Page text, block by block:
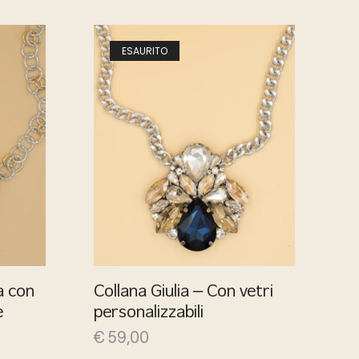
con
ESAURITO
Collana Giulia – Con vetri
personalizzabili
€59,00